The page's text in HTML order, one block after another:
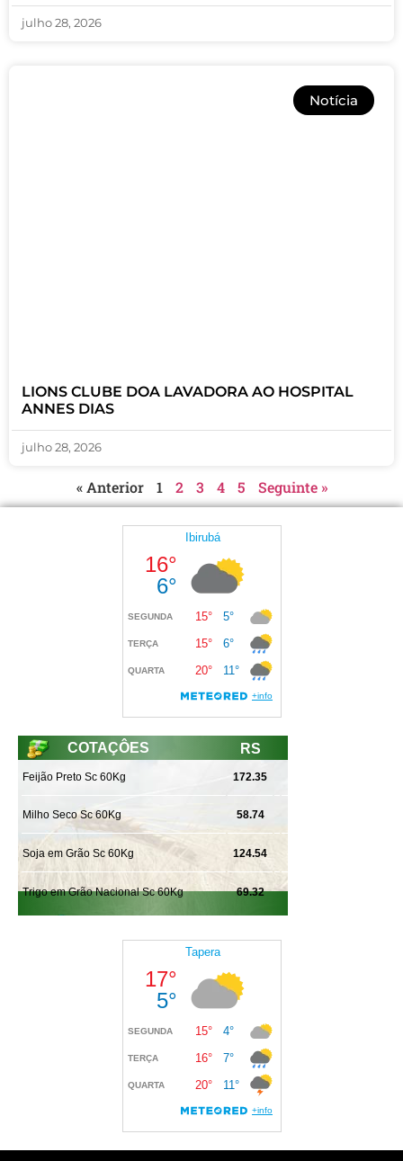
julho 28, 2026
Notícia
LIONS CLUBE DOA LAVADORA AO HOSPITAL
ANNES DIAS
julho 28, 2026
« Anterior 1 2 3 4 5 Seguinte »